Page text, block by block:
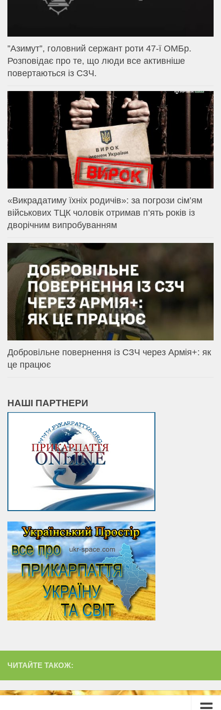
⁨”Азимут”, головний сержант роти 47-ї ОМБр.
Розповідає про те, що люди все активніше
повертаються із СЗЧ.
«Викрадатиму їхніх родичів»: за погрози сім’ям
військових ТЦК чоловік отримав п’ять років із
дворічним випробуванням
Добровільне повернення із СЗЧ через Армія+: як
це працює
НАШІ ПАРТНЕРИ
ЧИТАЙТЕ ТАКОЖ: